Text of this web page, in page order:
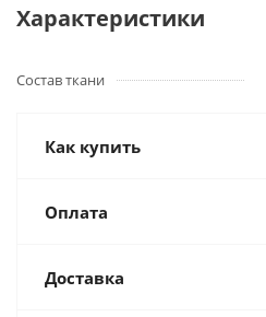
Характеристики
Состав ткани
Как купить
Оплата
Доставка